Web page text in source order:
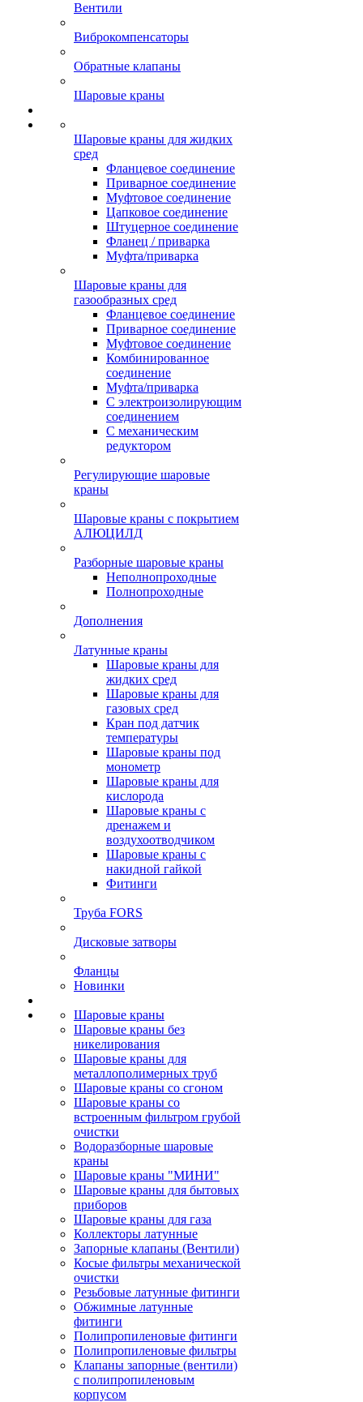
Вентили
Виброкомпенсаторы
Обратные клапаны
Шаровые краны
Шаровые краны для жидких
сред
Фланцевое соединение
Приварное соединение
Муфтовое соединение
Цапковое соединение
Штуцерное соединение
Фланец / приварка
Муфта/приварка
Шаровые краны для
газообразных сред
Фланцевое соединение
Приварное соединение
Муфтовое соединение
Комбинированное
соединение
Муфта/приварка
С электроизолирующим
соединением
С механическим
редуктором
Регулирующие шаровые
краны
Шаровые краны с покрытием
АЛЮЦИЛД
Разборные шаровые краны
Неполнопроходные
Полнопроходные
Дополнения
Латунные краны
Шаровые краны для
жидких сред
Шаровые краны для
газовых сред
Кран под датчик
температуры
Шаровые краны под
монометр
Шаровые краны для
кислорода
Шаровые краны с
дренажем и
воздухоотводчиком
Шаровые краны с
накидной гайкой
Фитинги
Труба FORS
Дисковые затворы
Фланцы
Новинки
Шаровые краны
Шаровые краны без
никелирования
Шаровые краны для
металлополимерных труб
Шаровые краны со сгоном
Шаровые краны со
встроенным фильтром грубой
очистки
Водоразборные шаровые
краны
Шаровые краны "МИНИ"
Шаровые краны для бытовых
приборов
Шаровые краны для газа
Коллекторы латунные
Запорные клапаны (Вентили)
Косые фильтры механической
очистки
Резьбовые латунные фитинги
Обжимные латунные
фитинги
Полипропиленовые фитинги
Полипропиленовые фильтры
Клапаны запорные (вентили)
с полипропиленовым
корпусом